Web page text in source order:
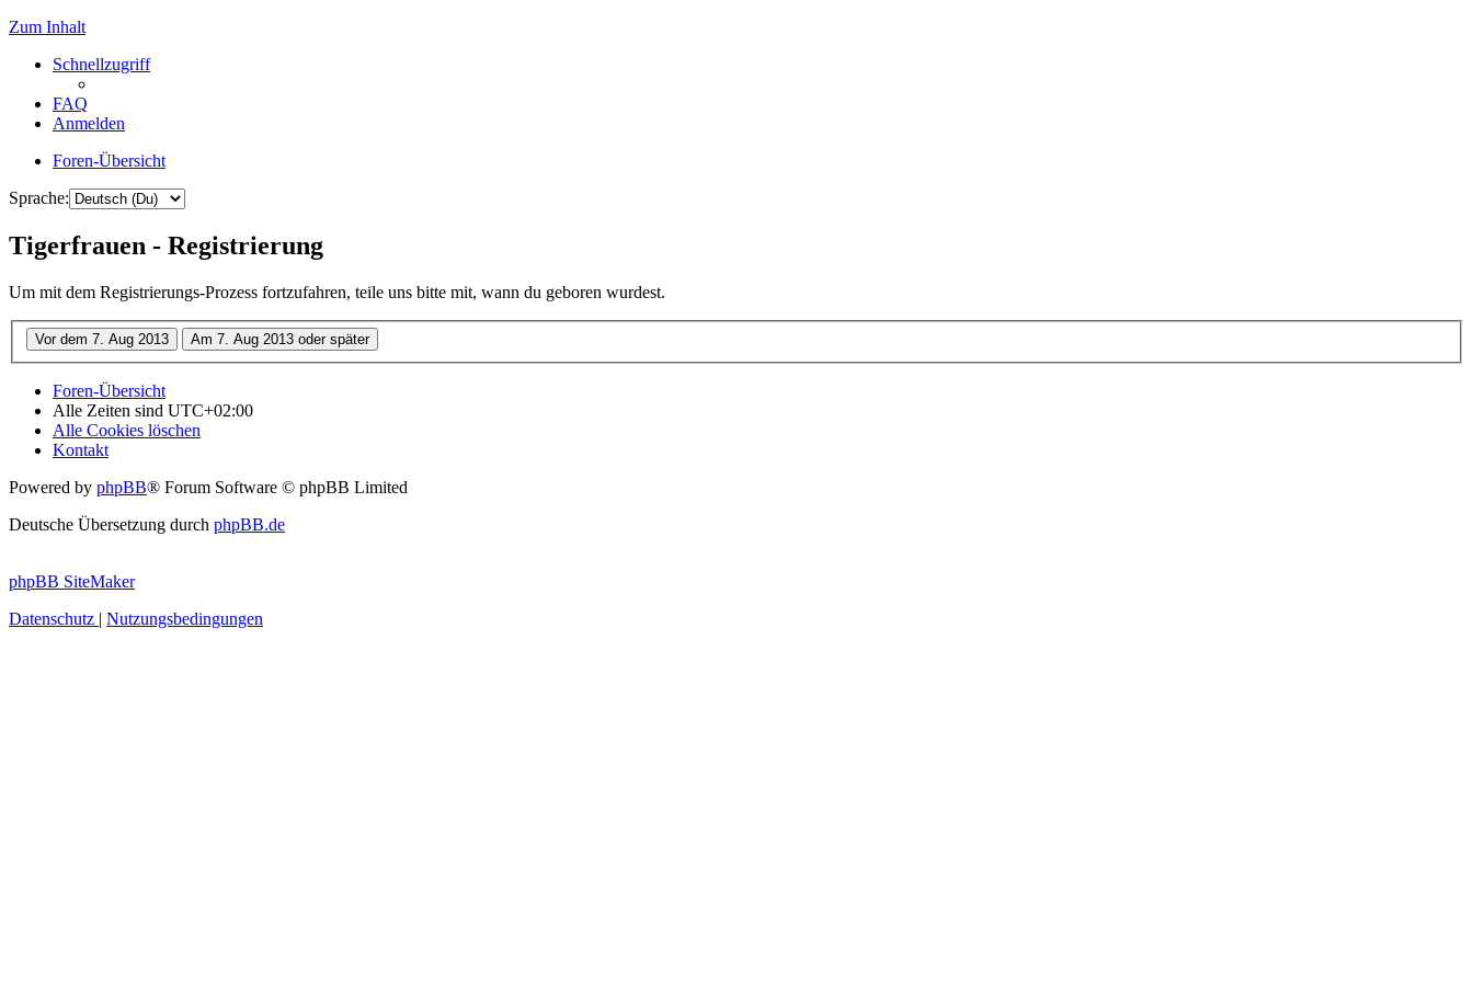
Zum Inhalt
Schnellzugriff
FAQ
Anmelden
Foren-Übersicht
Sprache:
Tigerfrauen - Registrierung
Um mit dem Registrierungs-Prozess fortzufahren, teile uns bitte mit, wann du geboren wurdest.
Foren-Übersicht
Alle Zeiten sind UTC+02:00
Alle Cookies löschen
Kontakt
Powered by phpBB® Forum Software © phpBB Limited
Deutsche Übersetzung durch phpBB.de
phpBB SiteMaker
Datenschutz | Nutzungsbedingungen